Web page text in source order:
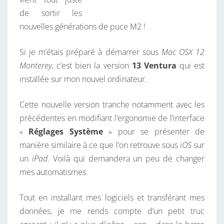
S
A
B
A
R
E
E
T
C
H
E
de sortir les
nouvelles générations de puce M2 !
Si je m’étais préparé à démarrer sous Mac OSX 12
Monterey, c’est bien la version 13 Ventura qui est
installée sur mon nouvel ordinateur.
Cette nouvelle version tranche notamment avec les
précédentes en modifiant l’ergonomie de l’interface
« Réglages Système» pour se présenter de
manière similaire à ce que l’on retrouve sousiOSsur
un iPad. Voilà qui demandera un peu de changer
mes automatismes.
Tout en installant mes logiciels et transférant mes
données, je me rends compte d’un petit truc